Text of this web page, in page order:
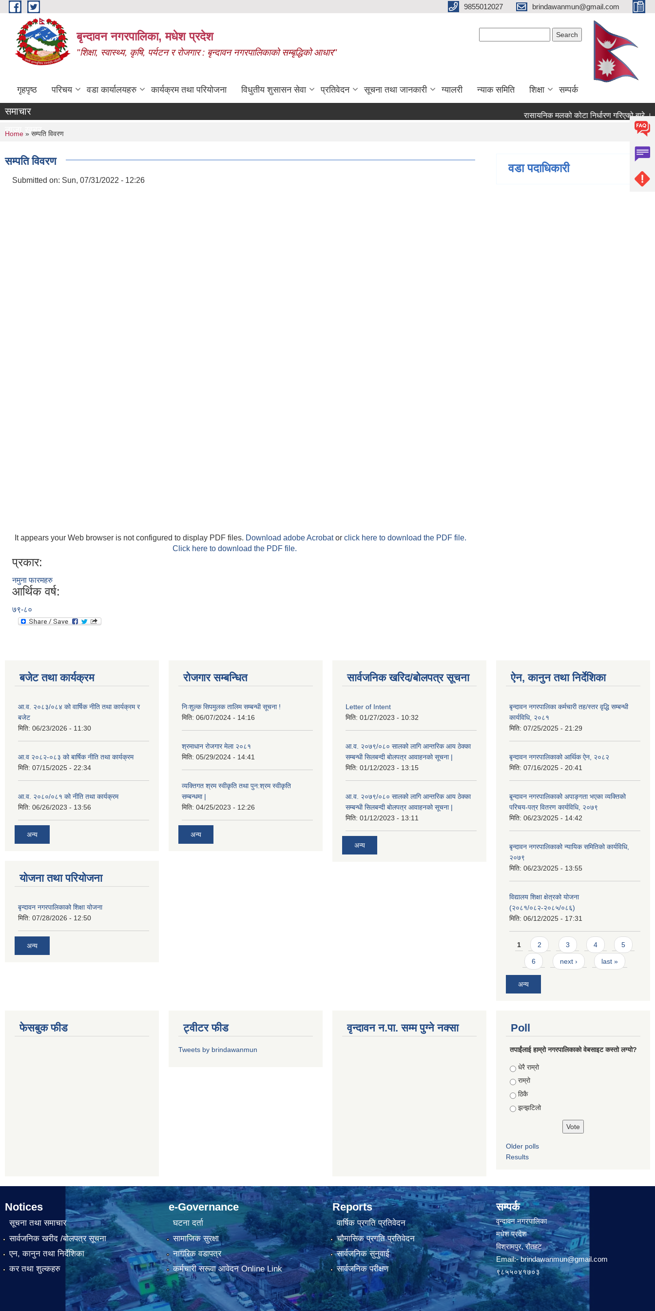
Skip to main content 9855012027 brindawanmun@gmail.com
बृन्दावन नगरपालिका, मधेश प्रदेश
"शिक्षा, स्वास्थ्य, कृषि, पर्यटन र रोजगार : बृन्दावन नगरपालिकाको सम्बृद्धिको आधार"
गृहपृष्ठ परिचय वडा कार्यालयहरु कार्यक्रम तथा परियोजना विधुतीय शुसासन सेवा प्रतिवेदन सूचना तथा जानकारी ग्यालरी न्याक समिति शिक्षा सम्पर्क
समाचार रासायनिक मलको कोटा निर्धारण गरिएको बारे ।
ताजा खबर
You are here
Home » सम्पति विवरण
सम्पति विवरण
Submitted on: Sun, 07/31/2022 - 12:26
It appears your Web browser is not configured to display PDF files. Download adobe Acrobator click here to download the PDF file.
Click here to download the PDF file.
प्रकार:
नमुना फारमहरु
आर्थिक वर्ष:
७९-८०
वडा पदाधिकारी
बजेट तथा कार्यक्रम
आ.व. २०८३/०८४ को वार्षिक नीति तथा कार्यक्रम र
बजेट
मिति: 06/23/2026 - 11:30
आ.व २०८२-०८३ को बार्षिक नीति तथा कार्यक्रम
मिति: 07/15/2025 - 22:34
आ.व. २०८०/०८१ को नीति तथा कार्यक्रम
मिति: 06/26/2023 - 13:56
अन्य
योजना तथा परियोजना
बृन्दावन नगरपालिकाको शिक्षा योजना
मिति: 07/28/2026 - 12:50
अन्य
रोजगार सम्बन्धित
निःशुल्क सिपमुलक तालिम सम्बन्धी सूचना !
मिति: 06/07/2024 - 14:16
श्रमाधान रोजगार मेला २०८१
मिति: 05/29/2024 - 14:41
व्यक्तिगत श्रम स्वीकृति तथा पुन:श्रम स्वीकृति
सम्बन्धमा |
मिति: 04/25/2023 - 12:26
अन्य
सार्वजनिक खरिद/बोलपत्र सूचना
Letter of Intent
मिति: 01/27/2023 - 10:32
आ.व. २०७९/०८० सालको लागि आन्तरिक आय ठेक्का
सम्बन्धी सिलबन्दी बोलपत्र आवाहनको सूचना |
मिति: 01/12/2023 - 13:15
आ.व. २०७९/०८० सालको लागि आन्तरिक आय ठेक्का
सम्बन्धी सिलबन्दी बोलपत्र आवाहनको सूचना |
मिति: 01/12/2023 - 13:11
अन्य
ऐन, कानुन तथा निर्देशिका
बृन्दावन नगरपालिका कर्मचारी तह/स्तर वृद्धि सम्बन्धी
कार्यविधि, २०८१
मिति: 07/25/2025 - 21:29
बृन्दावन नगरपालिकाको आर्थिक ऐन, २०८२
मिति: 07/16/2025 - 20:41
बृ्न्दावन नगरपालिकाको अपाङ्गता भएका व्यक्तिको
परिचय-पत्र वितरण कार्यविधि, २०७९
मिति: 06/23/2025 - 14:42
बृन्दावन नगरपालिकाको न्यायिक समितिको कार्यविधि,
२०७९
मिति: 06/23/2025 - 13:55
विद्यालय शिक्षा क्षेत्रको योजना
(२०८१/०८२-२०८५/०८६)
मिति: 06/12/2025 - 17:31
Pages
1 2 3 4 5
6 next › last »
अन्य
फेसबुक फीड ट्वीटर फीड
Tweets by brindawanmun
वृन्दावन न.पा. सम्म पुग्ने नक्सा Poll
तपाईंलाई हाम्रो नगरपालिकाको वेबसाइट कस्तो लग्यो?
Choices
धेरै राम्रो
राम्रो
ठिकै
झन्झटिलो
Older polls
Results
Notices
सूचना तथा समाचार
सार्वजनिक खरीद /बोलपत्र सूचना
एन, कानुन तथा निर्देशिका
कर तथा शुल्कहरु
e-Governance
घटना दर्ता
सामाजिक सुरक्षा
नागरिक वडापत्र
कर्मचारी सरूवा आवेदन Online Link
Reports
वार्षिक प्रगति प्रतिवेदन
चौमासिक प्रगति प्रतिवेदन
सार्वजनिक सुनुवाई
सार्वजनिक परीक्षण
सम्पर्क
वृन्दावन नगरपालिका
मधेश प्रदेश
विश्रामपुर, रौतहट
Email:-brindawanmun@gmail.com
९८५५०४१७०३